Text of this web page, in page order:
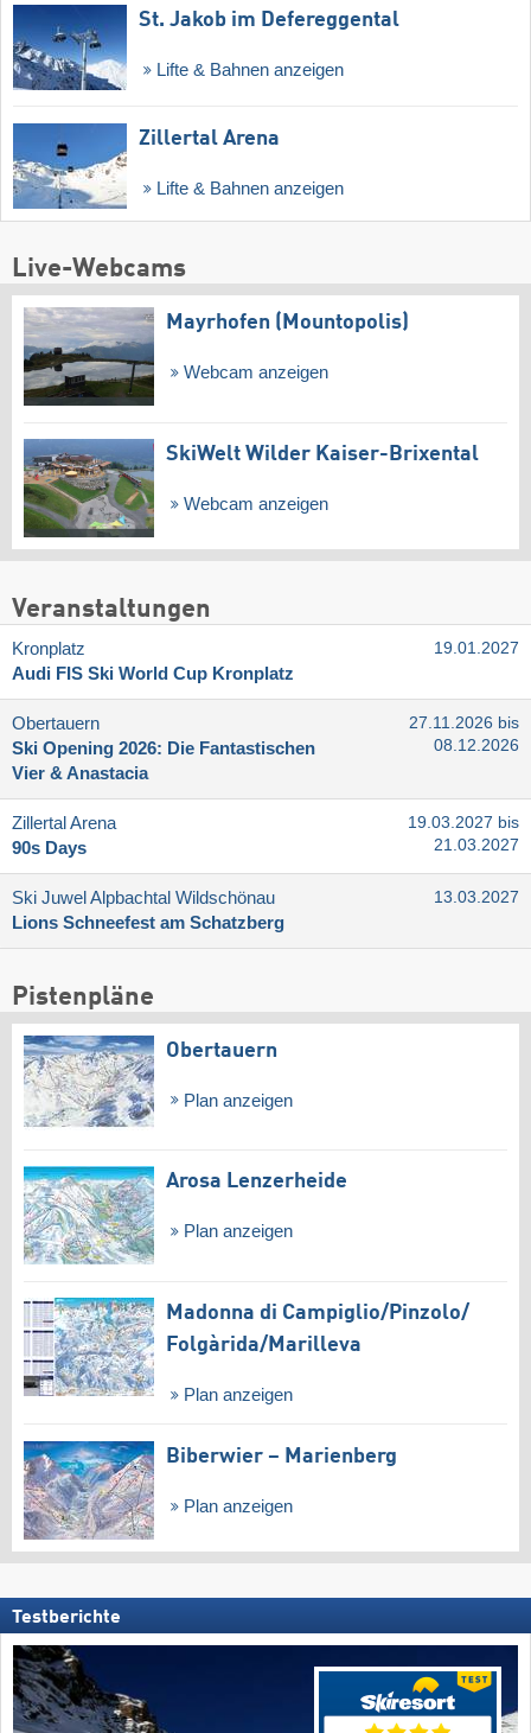
St. Jakob im Defereggental
Lifte & Bahnen anzeigen
Zillertal Arena
Lifte & Bahnen anzeigen
Live-Webcams
Mayrhofen (Mountopolis)
Webcam anzeigen
SkiWelt Wilder Kaiser-Brixental
Webcam anzeigen
Veranstaltungen
Kronplatz
Audi FIS Ski World Cup Kronplatz
19.01.2027
Obertauern
Ski Opening 2026: Die Fantastischen
Vier & Anastacia
27.11.2026 bis
08.12.2026
Zillertal Arena
90s Days
19.03.2027 bis
21.03.2027
Ski Juwel Alpbachtal Wildschönau
Lions Schneefest am Schatzberg
13.03.2027
Pistenpläne
Obertauern
Plan anzeigen
Arosa Lenzerheide
Plan anzeigen
Madonna di Campiglio/​Pinzolo/​
Folgàrida/​Marilleva
Plan anzeigen
Biberwier – Marienberg
Plan anzeigen
Testberichte